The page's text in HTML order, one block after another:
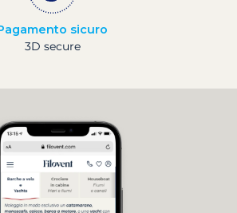
sicuro
3D secure